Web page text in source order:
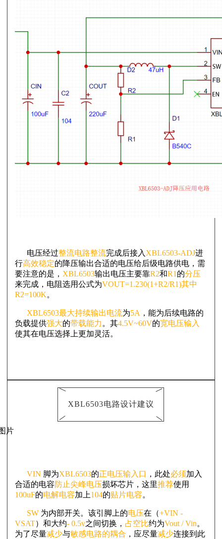
电压经过整流电路整流完成后接入 XBL6503-ADJ进
行高效稳定的降压输出合适的电压给后级电路供电，需
要注意的是， XBL6503输出电压主要靠R2和R1 的分压
来完成，电阻选用公式为VOUT=1.230(1+R2/R1)其中
R2=100K。
XBL6503最大持续输出电流为5A ，能为后续电路的
负载提供强大的带载能力 。其4.5V~60V的宽电压输入
使其在电压选择上更加灵活。
XBL6503电路设计建议
VIN 脚为XBL6503的正电压输入口 ，此处必须加入
合适的电容防止尖峰电压损坏芯片，这里推荐使用
100uF的电解电容加上104的贴片电容。
SW为内部开关。该引脚上的电压在（+VIN -
VSAT）和大约- 0.5v之间切换， 占空比约为Vout / Vin。
为了尽量减少与敏感电路的耦合 ，应尽量减少连接到此